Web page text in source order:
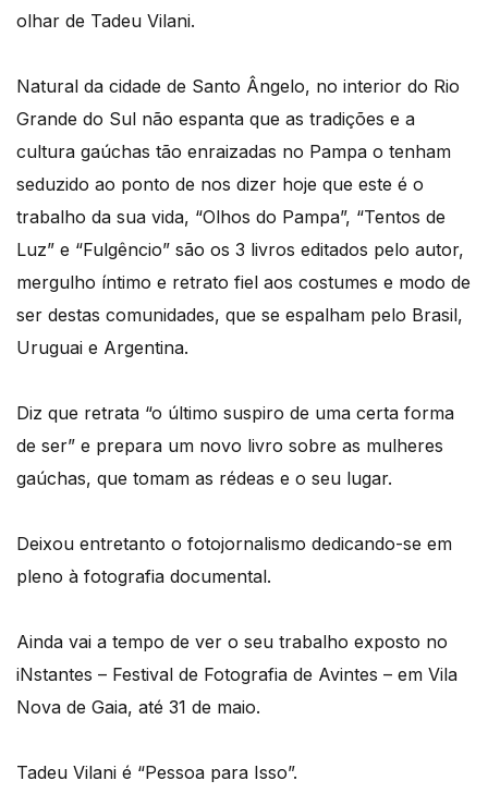
olhar de Tadeu Vilani.
Natural da cidade de Santo Ângelo, no interior do Rio
Grande do Sul não espanta que as tradições e a
cultura gaúchas tão enraizadas no Pampa o tenham
seduzido ao ponto de nos dizer hoje que este é o
trabalho da sua vida, “Olhos do Pampa”, “Tentos de
Luz” e “Fulgêncio” são os 3 livros editados pelo autor,
mergulho íntimo e retrato fiel aos costumes e modo de
ser destas comunidades, que se espalham pelo Brasil,
Uruguai e Argentina.
Diz que retrata “o último suspiro de uma certa forma
de ser” e prepara um novo livro sobre as mulheres
gaúchas, que tomam as rédeas e o seu lugar.
Deixou entretanto o fotojornalismo dedicando-se em
pleno à fotografia documental.
Ainda vai a tempo de ver o seu trabalho exposto no
iNstantes – Festival de Fotografia de Avintes – em Vila
Nova de Gaia, até 31 de maio.
Tadeu Vilani é “Pessoa para Isso”.